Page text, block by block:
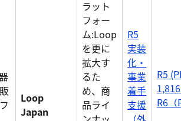
Loop
Japan
ラット
フォー
ム:Loop
を更に
拡大す
るた
め、商
品ライ
R5
実装
化・
事業
着手
支援
R5
R6